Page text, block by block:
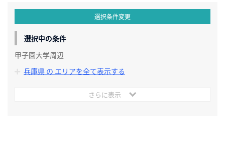
選択条件変更
選択中の条件
甲子園大学周辺
兵庫県 の エリアを全て表示する
さらに表示